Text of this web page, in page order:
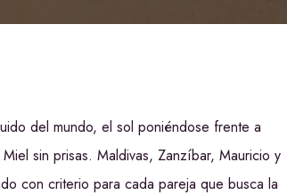
del mundo, el sol poniéndose frente a
sin prisas. Maldivas, Zanzíbar, Mauricio y
con criterio para cada pareja que busca la